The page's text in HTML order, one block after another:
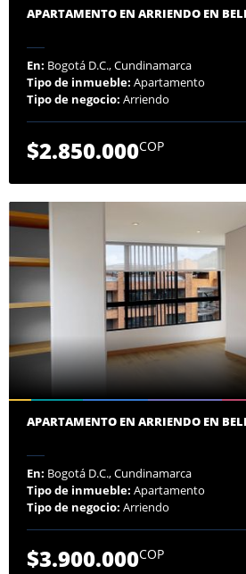
APARTAMENTO EN ARRIENDO EN
En: Bogotá D.C., Cundinamarca
Tipo de inmueble: Apartamento
Tipo de negocio: Arriendo
$2.850.000COP
APARTAMENTO EN ARRIENDO EN
En: Bogotá D.C., Cundinamarca
Tipo de inmueble: Apartamento
Tipo de negocio: Arriendo
$3.900.000COP